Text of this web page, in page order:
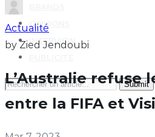
OPINIONS
INTERVIEW
Search
for:
Actualité
by Zied Jendoubi
L’Australie refuse
entre la FIFA et